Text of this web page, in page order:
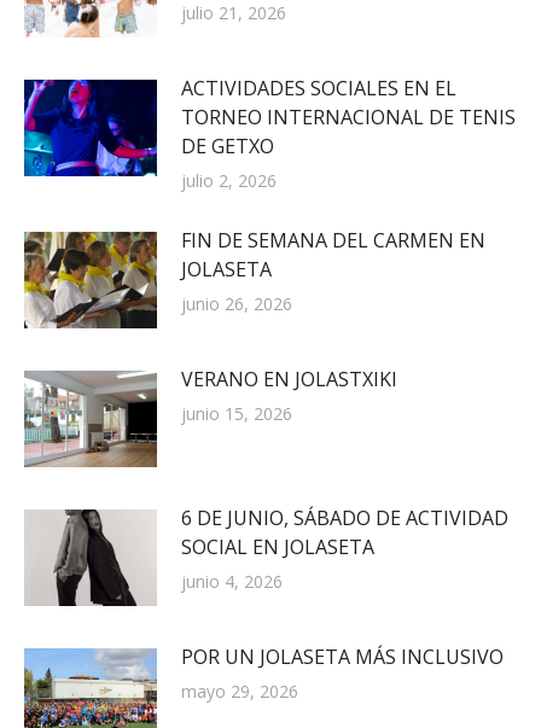
julio 21, 2026
ACTIVIDADES SOCIALES EN EL
TORNEO INTERNACIONAL DE TENIS
DE GETXO
julio 2, 2026
FIN DE SEMANA DEL CARMEN EN
JOLASETA
junio 26, 2026
VERANO EN JOLASTXIKI
junio 15, 2026
6 DE JUNIO, SÁBADO DE ACTIVIDAD
SOCIAL EN JOLASETA
junio 4, 2026
POR UN JOLASETA MÁS INCLUSIVO
mayo 29, 2026